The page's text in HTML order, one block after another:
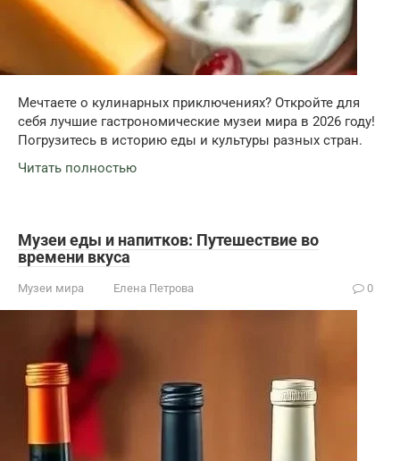
Мечтаете о кулинарных приключениях? Откройте для
себя лучшие гастрономические музеи мира в 2026 году!
Погрузитесь в историю еды и культуры разных стран.
Читать полностью
Музеи еды и напитков: Путешествие во
времени вкуса
Музеи мира Елена Петрова 0